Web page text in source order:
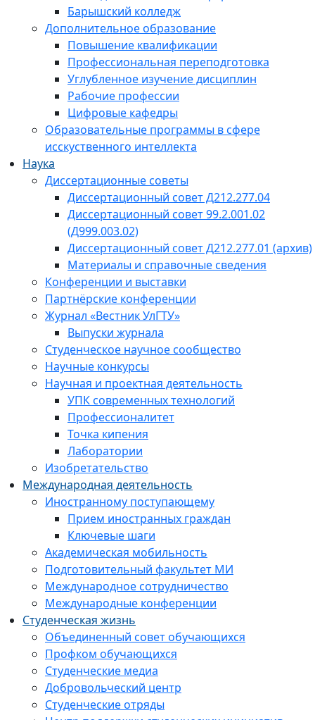
Барышский колледж
Дополнительное образование
Повышение квалификации
Профессиональная переподготовка
Углубленное изучение дисциплин
Рабочие профессии
Цифровые кафедры
Образовательные программы в сфере
исскуственного интеллекта
Наука
Диссертационные советы
Диссертационный совет Д212.277.04
Диссертационный совет 99.2.001.02
(Д999.003.02)
Диссертационный совет Д212.277.01 (архив)
Материалы и справочные сведения
Конференции и выставки
Партнёрские конференции
Журнал «Вестник УлГТУ»
Выпуски журнала
Студенческое научное сообщество
Научные конкурсы
Научная и проектная деятельность
УПК современных технологий
Профессионалитет
Точка кипения
Лаборатории
Изобретательство
Международная деятельность
Иностранному поступающему
Прием иностранных граждан
Ключевые шаги
Академическая мобильность
Подготовительный факультет МИ
Международное сотрудничество
Международные конференции
Студенческая жизнь
Объединенный совет обучающихся
Профком обучающихся
Студенческие медиа
Добровольческий центр
Студенческие отряды